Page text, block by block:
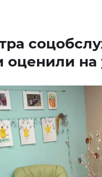
оценили на